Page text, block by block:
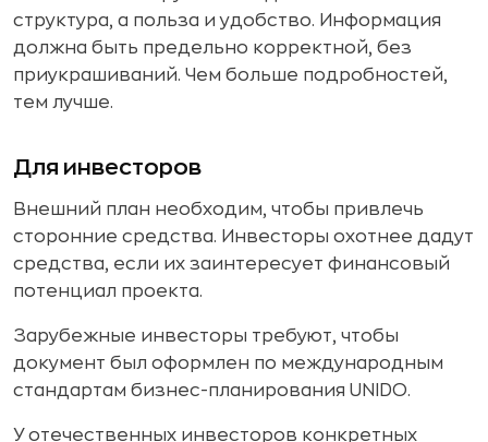
структура, а польза и удобство. Информация
должна быть предельно корректной, без
приукрашиваний. Чем больше подробностей,
тем лучше.
Для инвесторов
Внешний план необходим, чтобы привлечь
сторонние средства. Инвесторы охотнее дадут
средства, если их заинтересует финансовый
потенциал проекта.
Зарубежные инвесторы требуют, чтобы
документ был оформлен по международным
стандартам бизнес-планирования UNIDO.
У отечественных инвесторов конкретных